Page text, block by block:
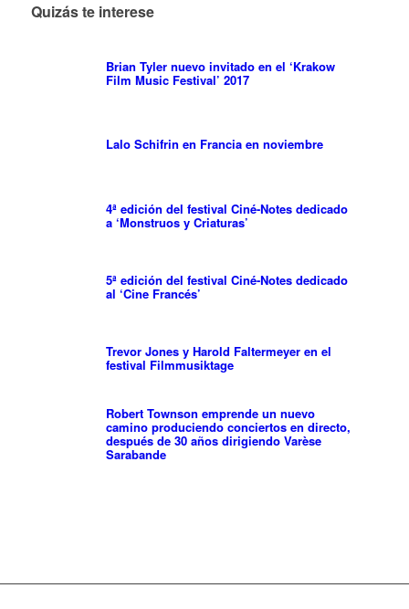
Quizás te interese
Brian Tyler nuevo invitado en el ‘Krakow
Film Music Festival’ 2017
Lalo Schifrin en Francia en noviembre
4ª edición del festival Ciné-Notes dedicado
a ‘Monstruos y Criaturas’
5ª edición del festival Ciné-Notes dedicado
al ‘Cine Francés’
Trevor Jones y Harold Faltermeyer en el
festival Filmmusiktage
Robert Townson emprende un nuevo
camino produciendo conciertos en directo,
después de 30 años dirigiendo Varèse
Sarabande